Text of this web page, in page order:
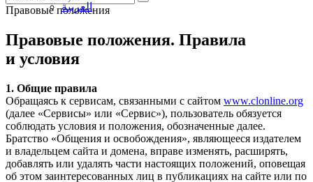
العربية
Правовые положения
Правовые положения. Правила
и условия
1. Общие правила
Обращаясь к сервисам, связанными с сайтом www.clonline.org
(далее «Сервисы» или «Сервис»), пользователь обязуется
соблюдать условия и положения, обозначенные далее.
Братство «Общения и освобождения», являющееся издателем
и владельцем сайта и домена, вправе изменять, расширять,
добавлять или удалять части настоящих положений, оповещая
об этом заинтересованных лиц в публикациях на сайте или по